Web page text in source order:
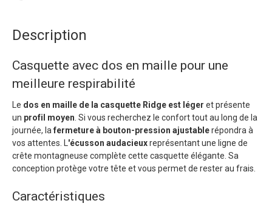
Description
Casquette avec dos en maille pour une
meilleure respirabilité
Le dos en maille de la casquette Ridge est léger et présente
un profil moyen . Si vous recherchez le confort tout au long de la
journée, la fermeture à bouton-pression ajustablerépondra à
vos attentes. L 'écusson audacieuxreprésentant une ligne de
crête montagneuse complète cette casquette élégante. Sa
conception protège votre tête et vous permet de rester au frais.
Caractéristiques